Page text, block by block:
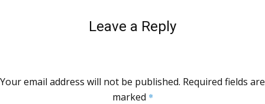
Leave a Reply
Your email address will not be published. Required fields are
marked *